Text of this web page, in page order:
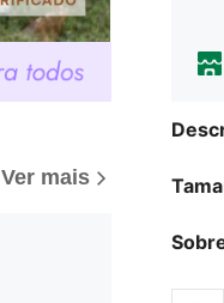
Ver mais